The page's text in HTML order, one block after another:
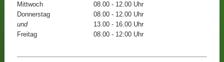
Mittwoch
08.00 - 12.00 Uhr
Donnerstag
08.00 - 12.00 Uhr
und
13.00 - 16.00 Uhr
Freitag
08.00 - 12:00 Uhr